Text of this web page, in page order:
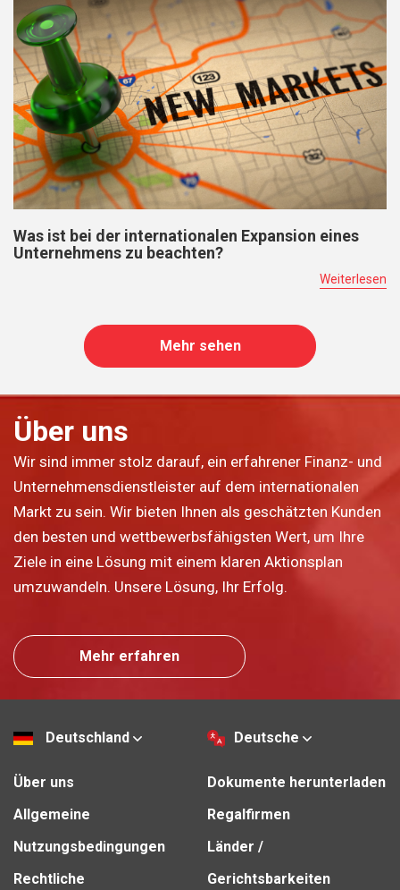
Was ist bei der internationalen Expansion eines
Unternehmens zu beachten?
Weiterlesen
Mehr sehen
Über uns
Wir sind immer stolz darauf, ein erfahrener Finanz- und
Unternehmensdienstleister auf dem internationalen
Markt zu sein. Wir bieten Ihnen als geschätzten Kunden
den besten und wettbewerbsfähigsten Wert, um Ihre
Ziele in eine Lösung mit einem klaren Aktionsplan
umzuwandeln. Unsere Lösung, Ihr Erfolg.
Mehr erfahren
Deutschland Deutsche
Über uns
Allgemeine
Nutzungsbedingungen
Rechtliche
Dokumente herunterladen
Regalfirmen
Länder /
Gerichtsbarkeiten